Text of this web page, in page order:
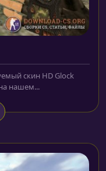
скин HD Glock
нашем...